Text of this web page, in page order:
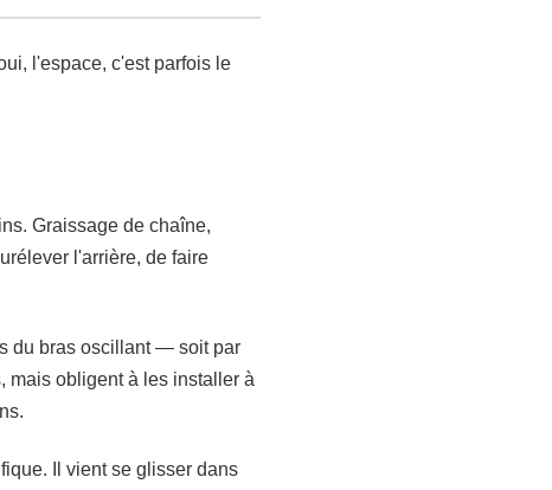
l'espace, c'est parfois le
Graissage de chaîne,
l'arrière, de faire
du bras oscillant — soit par
mais obligent à les installer à
Il vient se glisser dans